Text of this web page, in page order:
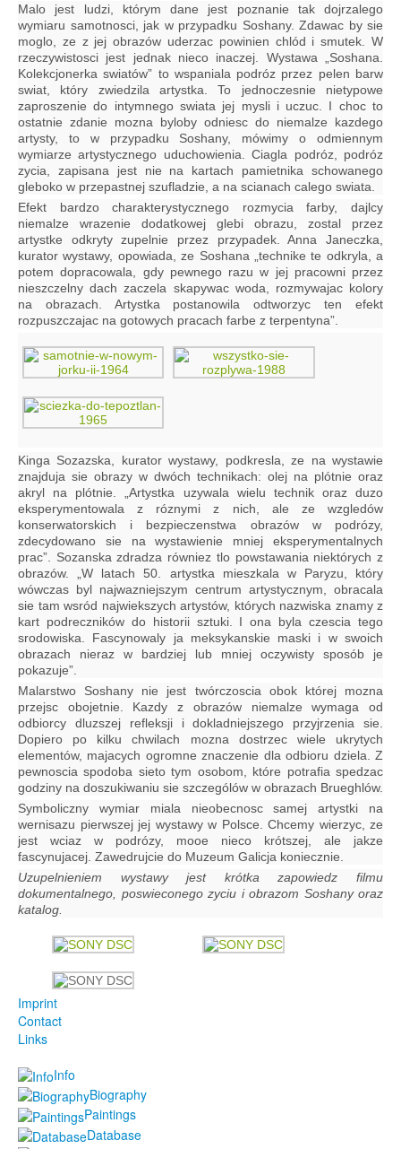
Malo jest ludzi, którym dane jest poznanie tak dojrzalego
wymiaru samotnosci, jak w przypadku Soshany. Zdawac by sie
moglo, ze z jej obrazów uderzac powinien chlód i smutek. W
rzeczywistosci jest jednak nieco inaczej. Wystawa „Soshana.
Kolekcjonerka swiatów” to wspaniala podróz przez pelen barw
swiat, który zwiedzila artystka. To jednoczesnie nietypowe
zaproszenie do intymnego swiata jej mysli i uczuc. I choc to
ostatnie zdanie mozna byloby odniesc do niemalze kazdego
artysty, to w przypadku Soshany, mówimy o odmiennym
wymiarze artystycznego uduchowienia. Ciagla podróz, podróz
zycia, zapisana jest nie na kartach pamietnika schowanego
gleboko w przepastnej szufladzie, a na scianach calego swiata.
Efekt bardzo charakterystycznego rozmycia farby, dajlcy
niemalze wrazenie dodatkowej glebi obrazu, zostal przez
artystke odkryty zupelnie przez przypadek. Anna Janeczka,
kurator wystawy, opowiada, ze Soshana „technike te odkryla, a
potem dopracowala, gdy pewnego razu w jej pracowni przez
nieszczelny dach zaczela skapywac woda, rozmywajac kolory
na obrazach. Artystka postanowila odtworzyc ten efekt
rozpuszczajac na gotowych pracach farbe z terpentyna”.
Kinga Sozazska, kurator wystawy, podkresla, ze na wystawie
znajduja sie obrazy w dwóch technikach: olej na plótnie oraz
akryl na plótnie. „Artystka uzywala wielu technik oraz duzo
eksperymentowala z róznymi z nich, ale ze wzgledów
konserwatorskich i bezpieczenstwa obrazów w podrózy,
zdecydowano sie na wystawienie mniej eksperymentalnych
prac”. Sozanska zdradza równiez tlo powstawania niektórych z
obrazów. „W latach 50. artystka mieszkala w Paryzu, który
wówczas byl najwazniejszym centrum artystycznym, obracala
sie tam wsród najwiekszych artystów, których nazwiska znamy z
kart podreczników do historii sztuki. I ona byla czescia tego
srodowiska. Fascynowaly ja meksykanskie maski i w swoich
obrazach nieraz w bardziej lub mniej oczywisty sposób je
pokazuje”.
Malarstwo Soshany nie jest twórczoscia obok której mozna
przejsc obojetnie. Kazdy z obrazów niemalze wymaga od
odbiorcy dluzszej refleksji i dokladniejszego przyjrzenia sie.
Dopiero po kilku chwilach mozna dostrzec wiele ukrytych
elementów, majacych ogromne znaczenie dla odbioru dziela. Z
pewnoscia spodoba sieto tym osobom, które potrafia spedzac
godziny na doszukiwaniu sie szczególów w obrazach Brueghlów.
Symboliczny wymiar miala nieobecnosc samej artystki na
wernisazu pierwszej jej wystawy w Polsce. Chcemy wierzyc, ze
jest wciaz w podrózy, mooe nieco krótszej, ale jakze
fascynujacej. Zawedrujcie do Muzeum Galicja koniecznie.
Uzupelnieniem wystawy jest krótka zapowiedz filmu
dokumentalnego, poswieconego zyciu i obrazom Soshany oraz
katalog.
Imprint
Contact
Links
Info
Biography
Paintings
Database